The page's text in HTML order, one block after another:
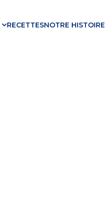
RECETTESNOTRE HISTOIRE